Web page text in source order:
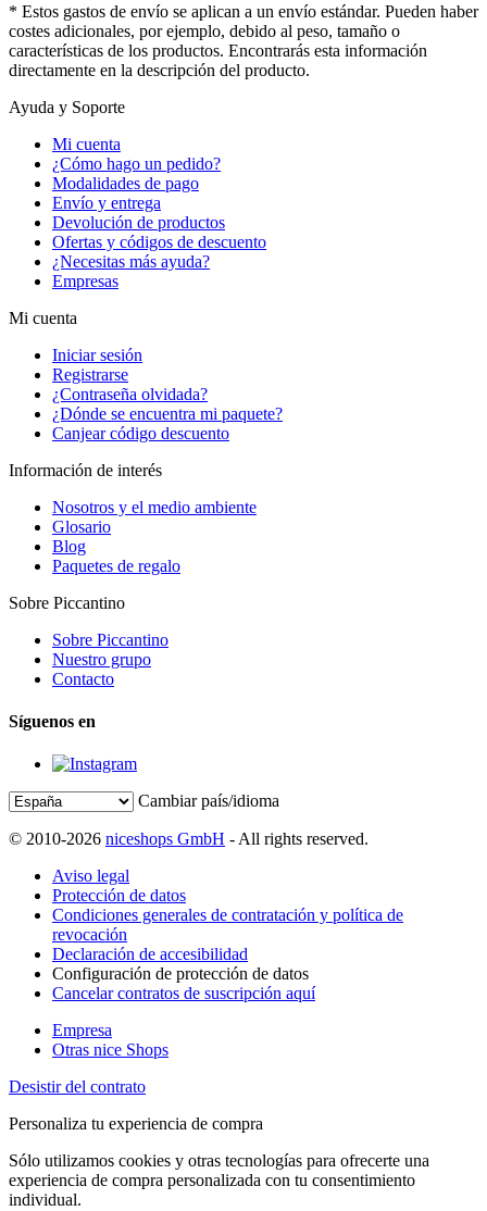
* Estos gastos de envío se aplican a un envío estándar. Pueden haber
costes adicionales, por ejemplo, debido al peso, tamaño o
características de los productos. Encontrarás esta información
directamente en la descripción del producto.
Ayuda y Soporte
Mi cuenta
¿Cómo hago un pedido?
Modalidades de pago
Envío y entrega
Devolución de productos
Ofertas y códigos de descuento
¿Necesitas más ayuda?
Empresas
Mi cuenta
Iniciar sesión
Registrarse
¿Contraseña olvidada?
¿Dónde se encuentra mi paquete?
Canjear código descuento
Información de interés
Nosotros y el medio ambiente
Glosario
Blog
Paquetes de regalo
Sobre Piccantino
Sobre Piccantino
Nuestro grupo
Contacto
Síguenos en
Cambiar país/idioma
© 2010-2026 niceshops GmbH - All rights reserved.
Aviso legal
Protección de datos
Condiciones generales de contratación y política de
revocación
Declaración de accesibilidad
Configuración de protección de datos
Cancelar contratos de suscripción aquí
Empresa
Otras nice Shops
Desistir del contrato
Personaliza tu experiencia de compra
Sólo utilizamos cookies y otras tecnologías para ofrecerte una
experiencia de compra personalizada con tu consentimiento
individual.